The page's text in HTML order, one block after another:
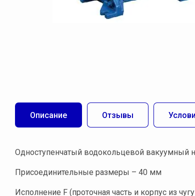
Описание Отзывы
Одноступенчатый водокольцевой вакуумный
Присоединительные размеры – 40 мм
Исполнение F (проточная часть и корпус из